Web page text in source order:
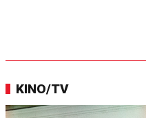
KINO/TV